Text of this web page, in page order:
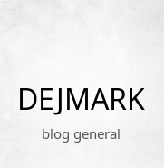
DEJMARK
blog general